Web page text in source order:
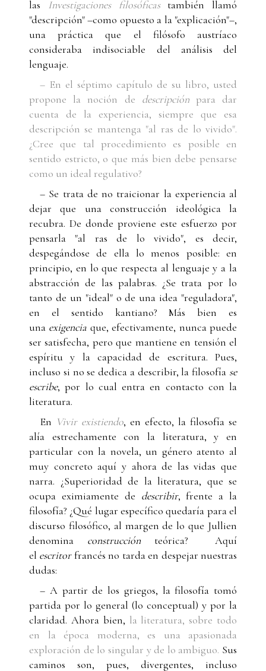
las Investigaciones filosóficas
también llamó
"descripción" –como opuesto a la "explicación"–,
una práctica que el filósofo austríaco
consideraba indisociable del análisis del
lenguaje.
– En el séptimo capítulo de su libro, usted
propone la noción de descripción para dar
cuenta de la experiencia, siempre que esa
descripción se mantenga "al ras de lo vivido".
¿Cree que tal procedimiento es posible en
sentido estricto, o que más bien debe pensarse
como un ideal regulativo?
– Se trata de no traicionar la experiencia al
dejar que una construcción ideológica la
recubra. De donde proviene este esfuerzo por
pensarla "al ras de lo vivido", es decir,
despegándose de ella lo menos posible: en
principio, en lo que respecta al lenguaje y a la
abstracción de las palabras. ¿Se trata por lo
tanto de un "ideal" o de una idea "reguladora",
en el sentido kantiano? Más bien es
una exigencia que, efectivamente, nunca puede
ser satisfecha, pero que mantiene en tensión el
espíritu y la capacidad de escritura. Pues,
incluso si no se dedica a describir, la filosofía se
escribe, por lo cual entra en contacto con la
literatura.
En Vivir existiendo, en efecto, la filosofía se
alía estrechamente con la literatura, y en
particular con la novela, un género atento al
muy concreto aquí y ahora de las vidas que
narra. ¿Superioridad de la literatura, que se
ocupa eximiamente de describir, frente a la
filosofía? ¿Qué lugar específico quedaría para el
discurso filosófico, al margen de lo que Jullien
denomina construcción teórica? Aquí
el escritorfrancés no tarda en despejar nuestras
dudas:
– A partir de los griegos, la filosofía tomó
partida por lo general (lo conceptual) y por la
claridad. Ahora bien, la literatura, sobre todo
en la época moderna, es una apasionada
exploración de lo singular y de lo ambiguo. Sus
caminos son, pues, divergentes, incluso